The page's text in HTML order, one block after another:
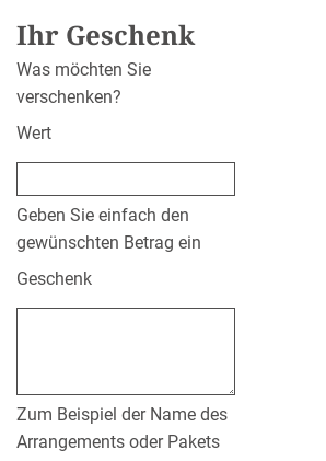
Ihr Geschenk
Was möchten Sie
verschenken?
Wert
Geben Sie einfach den
gewünschten Betrag ein
Geschenk
Zum Beispiel der Name des
Arrangements oder Pakets